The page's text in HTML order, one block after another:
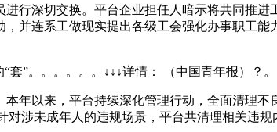
深切交换。平台企业担任人暗示将共同推进
并连系工做现实提出各级工会强化办事职工能
”。。。。。。↓↓↓详情： （中国青年报）？。
以来，平台持续深化管理行动，全面清理不
涉未成年人的违规场景，平台共清理相关违规